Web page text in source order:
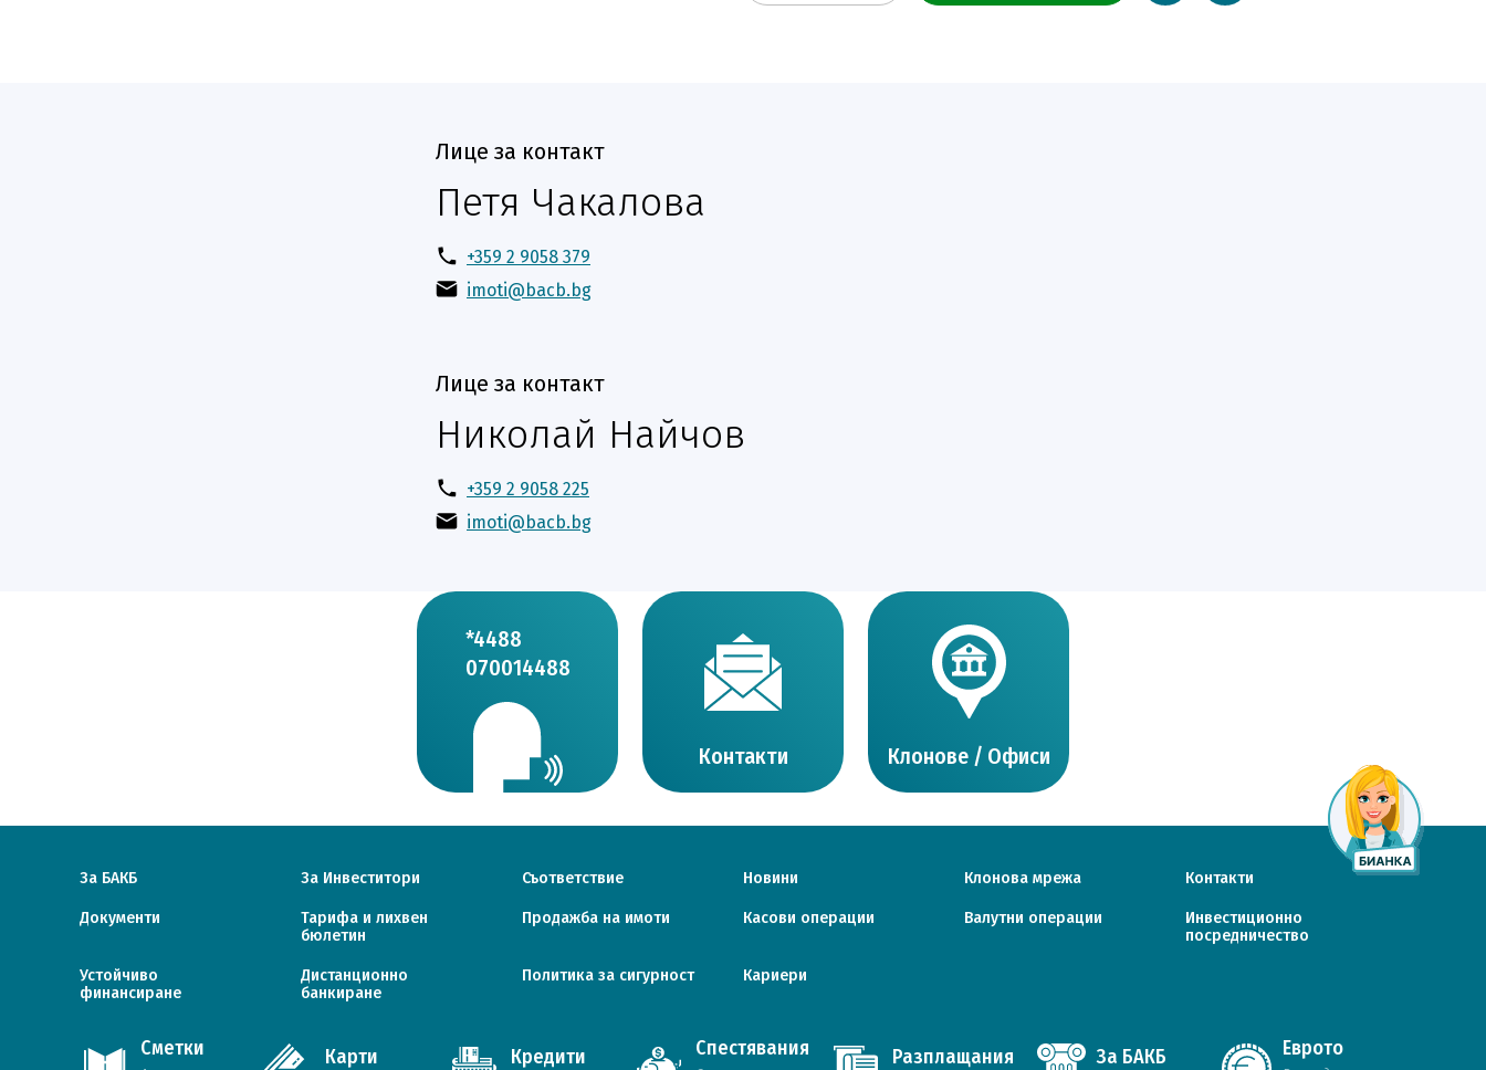
Сметки Карти Кредити Спестявания Разплащания За БАКБ Еврото
Лице за контакт
Петя Чакалова
+359 2 9058 379
imoti@bacb.bg
Лице за контакт
Николай Найчов
+359 2 9058 225
imoti@bacb.bg
*4488
070014488
Контакти Клонове / Офиси
За БАКБ За Инвеститори Съответствие Новини Клонова мрежа Контакти
Документи
Тарифa и лихвен
бюлетин
Продажба на имоти Касови операции Валутни операции
Инвестиционно
посредничество
Устойчиво
финансиране
Дистанционно
банкиране
Политика за сигурност Кариери